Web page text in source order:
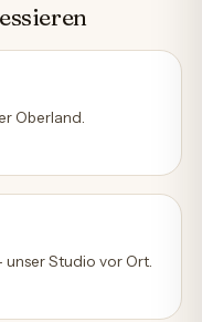
Oberland.
Studio vor Ort.